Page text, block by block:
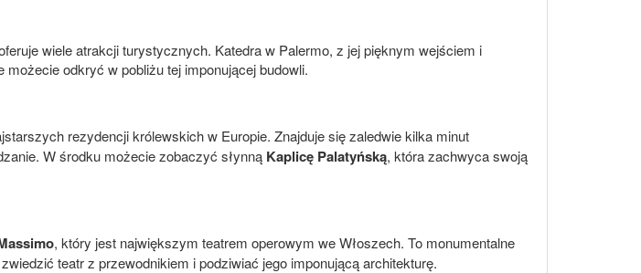
wiele atrakcji turystycznych. Katedra w Palermo, z jej pięknym wejściem i
odkryć w pobliżu tej imponującej budowli.
rezydencji królewskich w Europie. Znajduje się zaledwie kilka minut
W środku możecie zobaczyć słynną Kaplicę Palatyńską, która zachwyca swoją
, który jest największym teatrem operowym we Włoszech. To monumentalne
teatr z przewodnikiem i podziwiać jego imponującą architekturę.